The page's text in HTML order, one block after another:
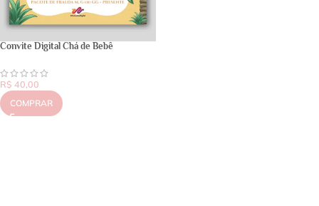
Convite Digital Chá de Bebê
R$ 40,00
COMPRAR